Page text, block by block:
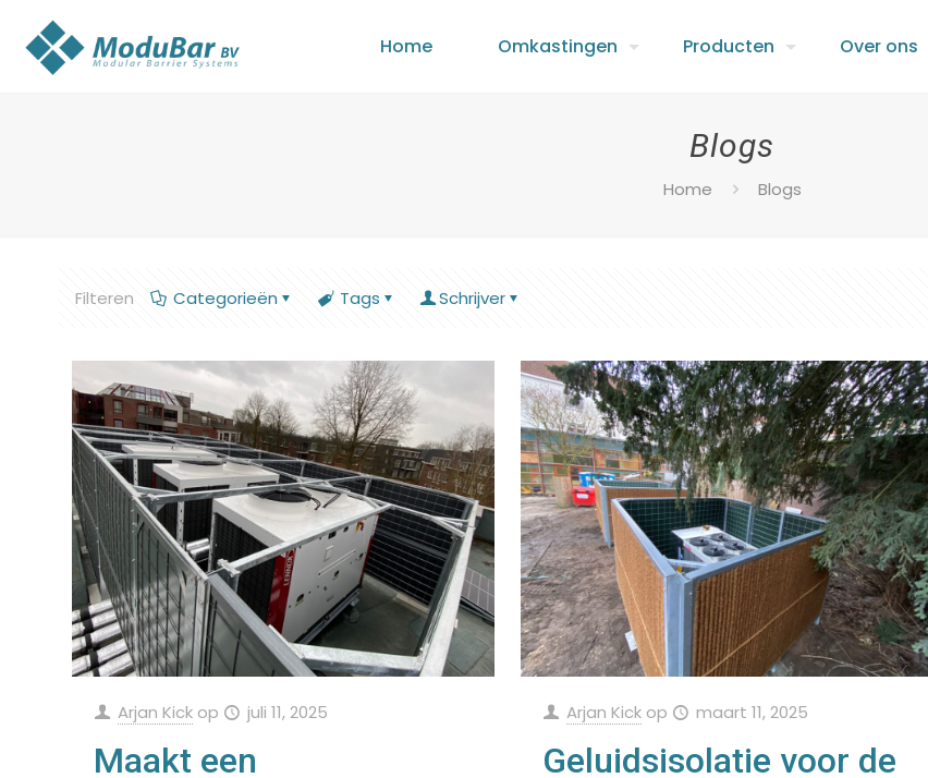
Home Omkastingen Producten Over ons
Blogs
Home Blogs
Filteren Categorieën Tags Schrijver
Arjan Kick op juli 11, 2025
Maakt een
Arjan Kick op maart 11, 2025
Geluidsisolatie voor de